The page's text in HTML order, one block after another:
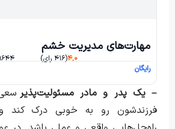
مهارت‌های مدیریت خشم
۴,۰(۴۱۶ رای) ۹۶۴۴
رایگان
– یک پدر و مادر مسئولیت‌پذیر
فرزندشون رو به خوبی درک کند